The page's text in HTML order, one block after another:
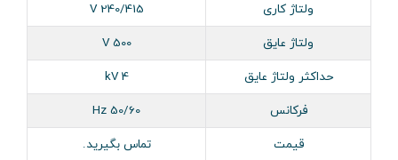
ولتاژ کاری
240/415 V
ولتاژ عایق
500 V
حداکثر ولتاژ عایق
4 kV
فرکانس
50/60 Hz
قیمت
تماس بگیرید.